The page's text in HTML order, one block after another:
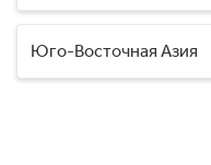
Юго-Восточная Азия